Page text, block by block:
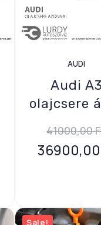
AUDI
Audi A3
olajcsere
41000,00
36900,00